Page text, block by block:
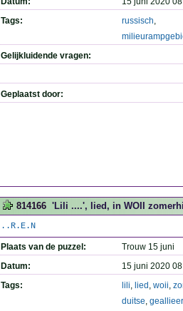
Tags:
russisch,
Gelijkluidende vragen:
Geplaatst door:
814166 'Lili ....', lied, in WOII
..R.E.N
Plaats van de puzzel:
Trouw 15 juni
Datum:
15 juni 2020
Tags:
lili, lied , woii,
duitse,